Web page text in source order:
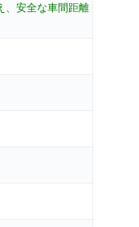
、安全な車間距離